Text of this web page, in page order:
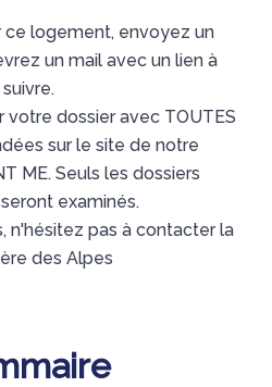
ce logement, envoyez un
un mail avec un lien à
suivre.
dossier avec TOUTES
sur le site de notre
ME. Seuls les dossiers
examinés.
n'hésitez pas à contacter la
des Alpes